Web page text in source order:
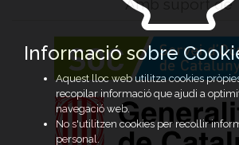
Amb suport de
Informació sobre
Aquest lloc web utilitza cookies
recopilar informació que ajudi a
navegació web.
No s'utilitzen cookies per recollir
personal.